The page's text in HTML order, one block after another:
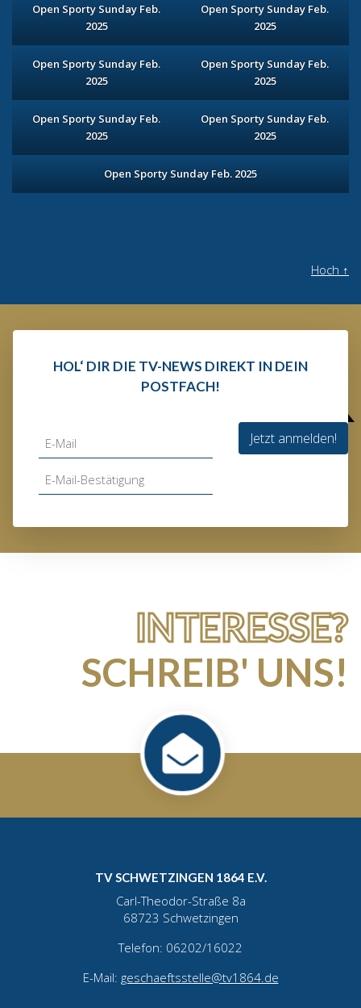
Open Sporty Sunday Feb.
2025
Open Sporty Sunday Feb.
2025
Open Sporty Sunday Feb.
2025
Open Sporty Sunday Feb.
2025
Open Sporty Sunday Feb.
2025
Open Sporty Sunday Feb.
2025
Open Sporty Sunday Feb. 2025
Hoch ↑
HOL‘ DIR DIE TV-NEWS DIREKT IN DEIN
POSTFACH!
Jetzt anmelden!
INTERESSE?
SCHREIB' UNS!
TV SCHWETZINGEN 1864 E.V.
Carl-Theodor-Straße 8a
68723 Schwetzingen
Telefon: 06202/16022
E-Mail: geschaeftsstelle@tv1864.de